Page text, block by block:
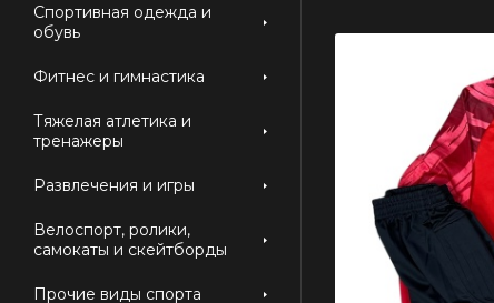
Спортивная одежда и
обувь
Фитнес и гимнастика
Тяжелая атлетика и
тренажеры
Развлечения и игры
Велоспорт, ролики,
самокаты и скейтборды
Прочие виды спорта